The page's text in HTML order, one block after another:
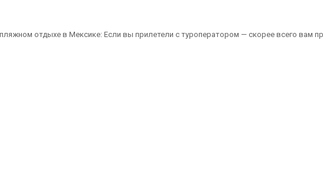
отдыхе в Мексике: Если вы прилетели с туроператором — скорее всего вам